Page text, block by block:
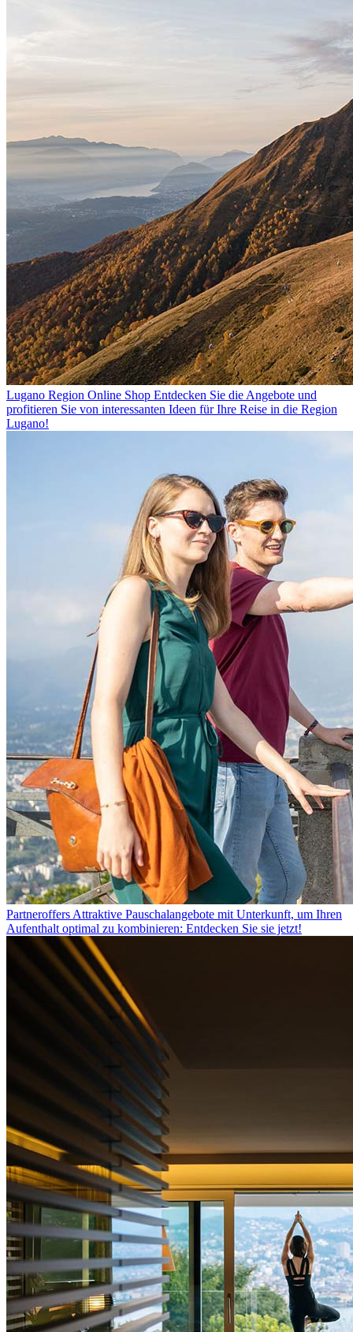
Lugano Region Online Shop Entdecken Sie die Angebote und
profitieren Sie von interessanten Ideen für Ihre Reise in die Region
Lugano!
Partneroffers Attraktive Pauschalangebote mit Unterkunft, um Ihren
Aufenthalt optimal zu kombinieren: Entdecken Sie sie jetzt!